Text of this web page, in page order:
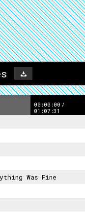
00:00:00 /
01:07:31
Was Fine